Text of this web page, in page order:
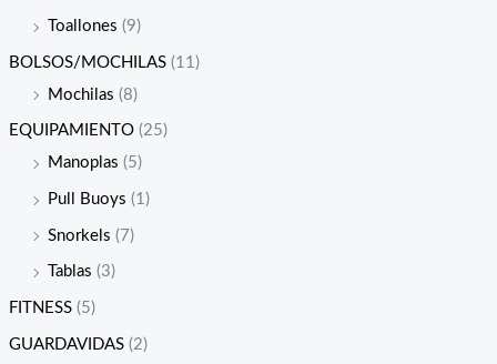
Toallones (9)
BOLSOS/MOCHILAS (11)
Mochilas (8)
EQUIPAMIENTO (25)
Manoplas (5)
Pull Buoys (1)
Snorkels (7)
Tablas (3)
FITNESS (5)
GUARDAVIDAS (2)